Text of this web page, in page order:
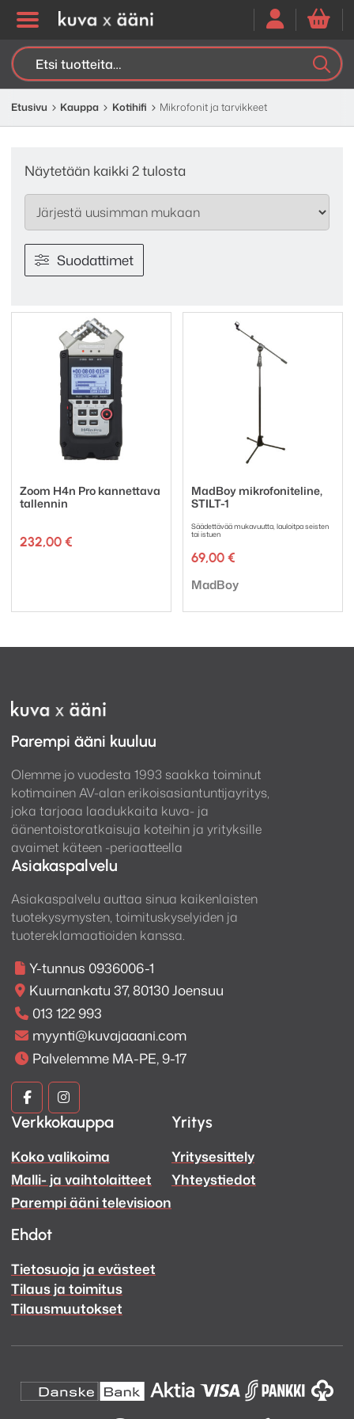
Etsi:
Etusivu Kauppa Kotihifi Mikrofonit ja tarvikkeet
Näytetään kaikki 2 tulosta
by
latest
Suodattimet
Zoom H4n Pro kannettava
tallennin
232,00 €
MadBoy mikrofoniteline,
STILT-1
Säädettävää mukavuutta, lauloitpa seisten
tai istuen
69,00 €
Tuotemerkki:
MadBoy
Parempi ääni kuuluu
Olemme jo vuodesta 1993 saakka toiminut
kotimainen AV-alan erikoisasiantuntijayritys,
joka tarjoaa laadukkaita kuva- ja
äänentoistoratkaisuja koteihin ja yrityksille
avaimet käteen -periaatteella
Asiakaspalvelu
Asiakaspalvelu auttaa sinua kaikenlaisten
tuotekysymysten, toimituskyselyiden ja
tuotereklamaatioiden kanssa.
Y-tunnus 0936006-1
Kuurnankatu 37, 80130 Joensuu
013 122 993
myynti@kuvajaaani.com
Palvelemme MA-PE, 9-17
Kuva
ja
Ääni
Facebook
Kuva
ja
Ääni
Instagram
Verkkokauppa
Koko valikoima
Malli- ja vaihtolaitteet
Parempi ääni televisioon
Yritys
Yritysesittely
Yhteystiedot
Ehdot
Tietosuoja ja evästeet
Tilaus ja toimitus
Tilausmuutokset